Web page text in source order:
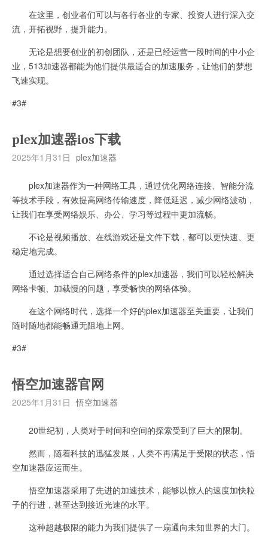
在这里，创业者们可以与各行各业的专家、投资人进行深入交
流，开拓视野，提升能力。
无论是想要创业的初创团队，还是已经运营一段时间的中小企
业，513加速器都能为他们提供最适合的加速服务，让他们的梦想
飞速实现。
#3#
plex加速器ios下载
2025年1月31日 plex加速器
plex加速器作为一种网络工具，通过优化网络连接、智能分流
等技术手段，有效提高网络传输速度，降低延迟，减少网络波动，
让我们在享受网络娱乐、办公、学习等过程中更加流畅。
不论是视频播放、在线游戏还是文件下载，都可以更快速、更
稳定地完成。
通过选择适合自己网络条件的plex加速器，我们可以轻松解决
网络卡顿、加载慢的问题，享受畅快的网络体验。
在这个网络时代，选择一个好的plex加速器至关重要，让我们
随时随地都能畅通无阻地上网。
#3#
悟空加速器官网
2025年1月31日 悟空加速器
20世纪初，人类对于时间和空间的探索受到了巨大的限制。
然而，随着科技的迅猛发展，人类不再满足于受限的状态，悟
空加速器应运而生。
悟空加速器采用了先进的加速技术，能够以惊人的速度加快粒
子的行进，甚至达到接近光速的水平。
这种超越极限的能力为我们提供了一扇通向未知世界的大门。